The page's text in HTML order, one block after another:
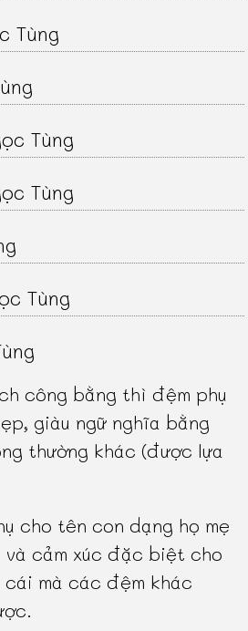
Tùng
Tùng
Tùng
Tùng
công bằng thì đệm phụ
giàu ngữ nghĩa bằng
thường khác (được lựa
cho tên con dạng họ mẹ
và cảm xúc đặc biệt cho
mà các đệm khác